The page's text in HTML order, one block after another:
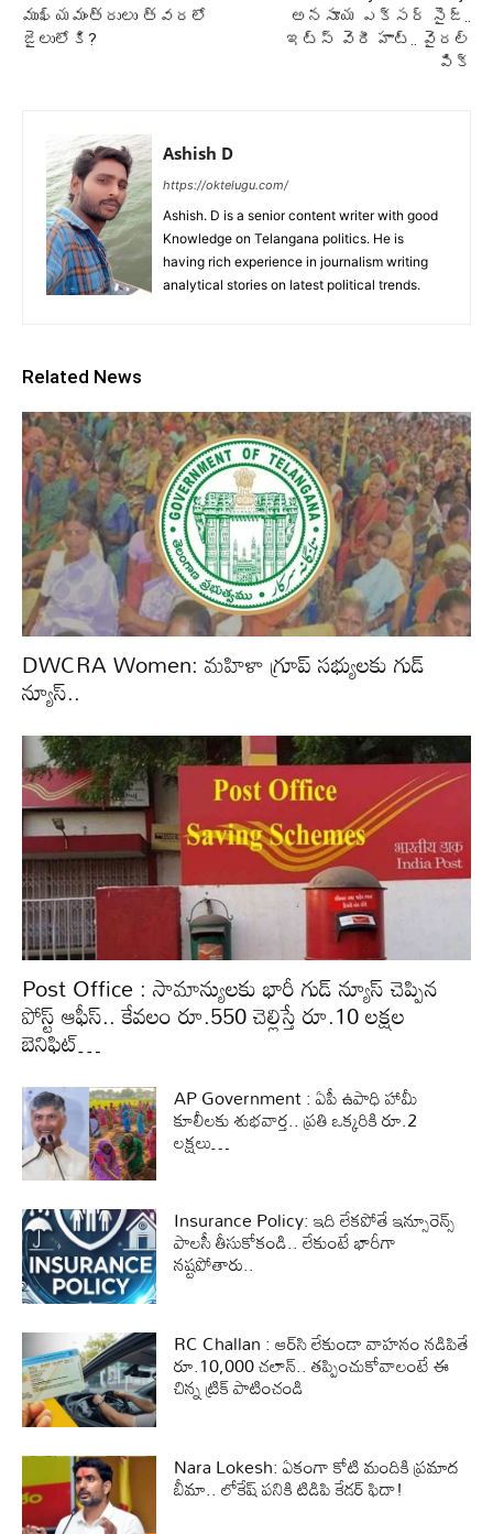
ముఖ్యమంత్రులు త్వరలో
జైలులోకి?
అనసూయ ఎక్సర్ సైజ్..
ఇట్స్ వెరీ హాట్.. వైరల్
పిక్
Ashish D
https://oktelugu.com/
Ashish. D is a senior content writer with good
Knowledge on Telangana politics. He is
having rich experience in journalism writing
analytical stories on latest political trends.
Related News
DWCRA Women: మహిళా గ్రూప్ సభ్యులకు గుడ్
న్యూస్..
Post Office : సామాన్యులకు భారీ గుడ్ న్యూస్ చెప్పిన
పోస్ట్ ఆఫీస్.. కేవలం రూ.550 చెల్లిస్తే రూ.10 లక్షల
బెనిఫిట్…
AP Government : ఏపీ ఉపాధి హామీ
కూలీలకు శుభవార్త.. ప్రతి ఒక్కరికి రూ.2
లక్షలు…
Insurance Policy: ఇది లేకపోతే ఇన్సూరెన్స్
పాలసీ తీసుకోకండి.. లేకుంటే భారీగా
నష్టపోతారు..
RC Challan : ఆర్‌సి లేకుండా వాహనం నడిపితే
రూ.10,000 చలాన్.. తప్పించుకోవాలంటే ఈ
చిన్న ట్రిక్ పాటించండి
Nara Lokesh: ఏకంగా కోటి మందికి ప్రమాద
బీమా.. లోకేష్ పనికి టిడిపి కేడర్ ఫిదా!